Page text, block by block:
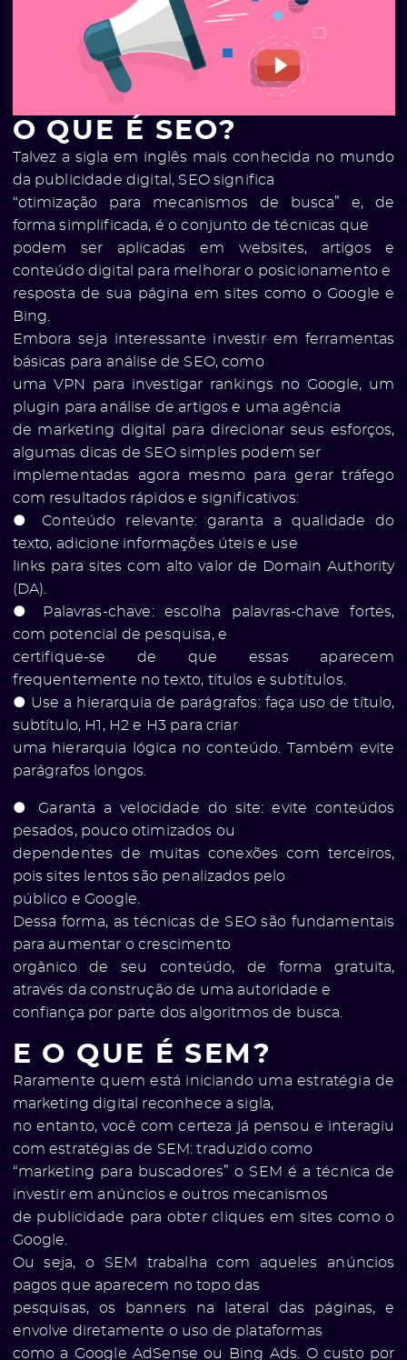
O QUE É SEO?
Talvez a sigla em inglês mais conhecida no mundo
da publicidade digital, SEO significa
“otimização para mecanismos de busca” e, de
forma simplificada, é o conjunto de técnicas que
podem ser aplicadas em websites, artigos e
conteúdo digital para melhorar o posicionamento e
resposta de sua página em sites como o Google e
Bing.
Embora seja interessante investir em ferramentas
básicas para análise de SEO, como
uma VPN para investigar rankings no Google, um
plugin para análise de artigos e uma agência
de marketing digital para direcionar seus esforços,
algumas dicas de SEO simples podem ser
implementadas agora mesmo para gerar tráfego
com resultados rápidos e significativos:
● Conteúdo relevante: garanta a qualidade do
texto, adicione informações úteis e use
links para sites com alto valor de Domain Authority
(DA).
● Palavras-chave: escolha palavras-chave fortes,
com potencial de pesquisa, e
certifique-se de que essas aparecem
frequentemente no texto, títulos e subtítulos.
● Use a hierarquia de parágrafos: faça uso de título,
subtítulo, H1, H2 e H3 para criar
uma hierarquia lógica no conteúdo. Também evite
parágrafos longos.
● Garanta a velocidade do site: evite conteúdos
pesados, pouco otimizados ou
dependentes de muitas conexões com terceiros,
pois sites lentos são penalizados pelo
público e Google.
Dessa forma, as técnicas de SEO são fundamentais
para aumentar o crescimento
orgânico de seu conteúdo, de forma gratuita,
através da construção de uma autoridade e
confiança por parte dos algoritmos de busca.
E O QUE É SEM?
Raramente quem está iniciando uma estratégia de
marketing digital reconhece a sigla,
no entanto, você com certeza já pensou e interagiu
com estratégias de SEM: traduzido como
“marketing para buscadores” o SEM é a técnica de
investir em anúncios e outros mecanismos
de publicidade para obter cliques em sites como o
Google.
Ou seja, o SEM trabalha com aqueles anúncios
pagos que aparecem no topo das
pesquisas, os banners na lateral das páginas, e
envolve diretamente o uso de plataformas
como a Google AdSense ou Bing Ads. O custo por